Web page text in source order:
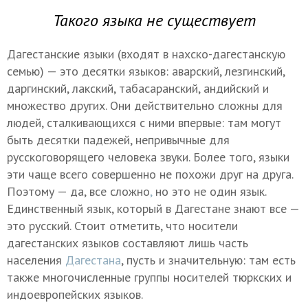
Такого языка не существует
Дагестанские языки (входят в нахско-дагестанскую
семью) — это десятки языков: аварский, лезгинский,
даргинский, лакский, табасаранский, андийский и
множество других. Они действительно сложны для
людей, сталкивающихся с ними впервые: там могут
быть десятки падежей, непривычные для
русскоговорящего человека звуки. Более того, языки
эти чаще всего совершенно не похожи друг на друга.
Поэтому — да, все сложно,но это не один язык.
Единственный язык, который в Дагестане знают все —
это русский. Стоит отметить, что носители
дагестанских языков составляют лишь часть
населения Дагестана, пусть и значительную: там есть
также многочисленные группы носителей тюркских и
индоевропейских языков.